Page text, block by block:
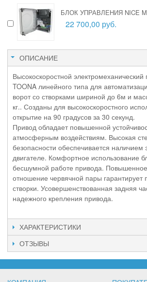
БЛОК УПРАВЛЕНИЯ NICE
22 700,00 руб.
ОПИСАНИЕ
Высокоскоростной электромеханический
TOONA линейного типа для
ворот со створками шириной до 6м и
кг.. Созданы для высокоскоростного
открытие на 90 градусов за 30 секунд.
Привод обладает повышенной
атмосферным воздействиям. Высокая
безопасности обеспечивается наличием
двигателе. Комфортное использование
бесшумной работе привода.
отношение червячной пары гарантирует
створки. Усовершенствованная задняя
надежного крепления привода.
ХАРАКТЕРИСТИКИ
ОТЗЫВЫ